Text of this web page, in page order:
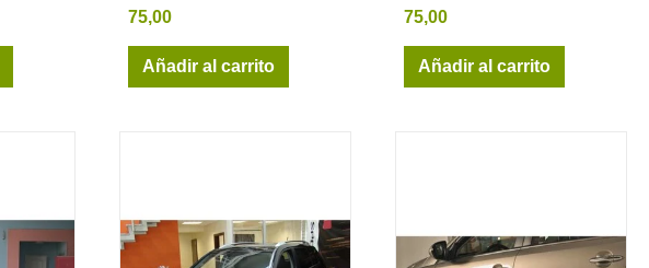
75,00
Añadir al carrito
75,00
Añadir al carrito